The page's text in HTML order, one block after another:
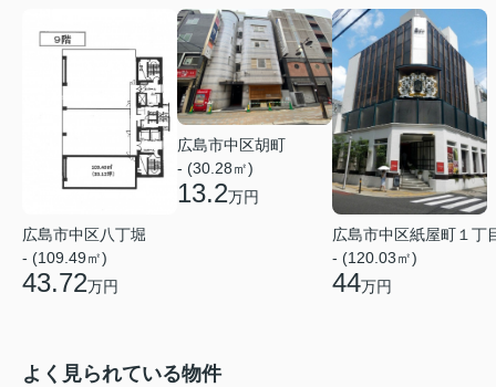
広島市中区八丁堀
- (109.49㎡)
43.72万円
広島市中区胡町
- (30.28㎡)
13.2万円
広島市中区紙屋町１丁
- (120.03㎡)
44万円
よく見られている物件